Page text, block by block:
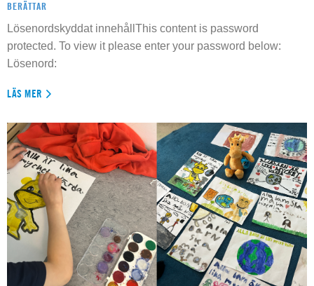
BERÄTTAR
Lösenordskyddat innehållThis content is password
protected. To view it please enter your password below:
Lösenord:
LÄS MER